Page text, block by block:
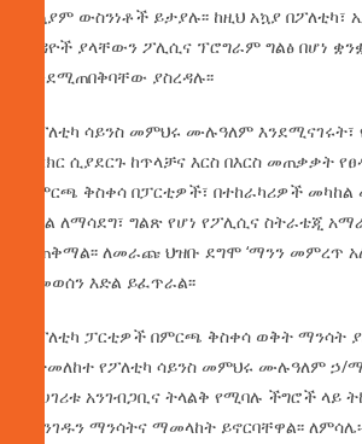
አኳያም ውስንነቶች ይታያሉ፡፡ ከዚህ አኳያ
ጉዳዮች ያላቸውን ፖሊሲና ፕሮግራም ግልፅ በሆነ
እንደሚጠበቅባቸው ያስረዳሉ፡፡
የፖለቲካ ሳይንስ መምህሩ ሙሉዓለም
ክርክር ሲያደርጉ ከጥላቻና እርስ በእርስ መጠቃቃት
የምርጫ ቅስቀሳ በፓርቲዎች፣ በተከራካሪዎች መካከል
ባህል ለማሳደግ፣ ግልጽ የሆነ የፖሊሲና ስትራቴጂ
ይጠቅማል፡፡ ለመራጩ ህዝቡ ደግሞ ‘ማንን መምረጥ
ለመወሰን እድል ይፈጥራል፡፡
የፖለቲካ ፓርቲዎች በምርጫ ቅስቀሳ ወቅት ማንሳት
በተመለከተ የፖለቲካ ሳይንስ መምህሩ ሙሉዓለም ኃ/
“የሀገሪቱ አንገብጋቢና ትላልቅ የሚባሉ ችግሮች
መንገዱን ማንሳትና ማመላከት ይኖርባቸዋል፡፡